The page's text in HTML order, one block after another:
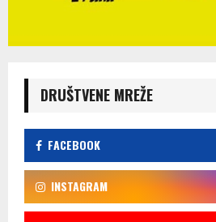
DRUŠTVENE MREŽE
FACEBOOK
INSTAGRAM